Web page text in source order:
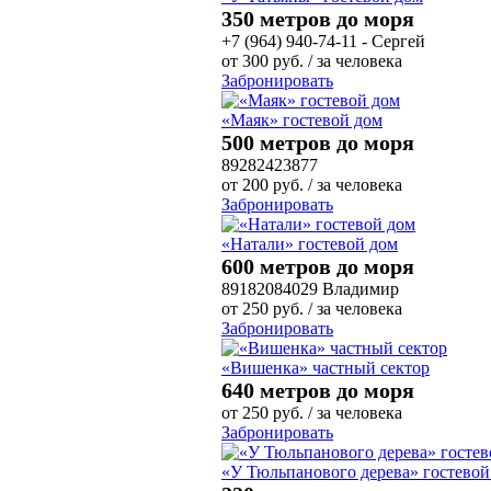
350 метров до моря
+7 (964) 940-74-11 - Сергей
от 300 руб. / за человека
Забронировать
«Маяк» гостевой дом
500 метров до моря
89282423877
от 200 руб. / за человека
Забронировать
«Натали» гостевой дом
600 метров до моря
89182084029 Владимир
от 250 руб. / за человека
Забронировать
«Вишенка» частный сектор
640 метров до моря
от 250 руб. / за человека
Забронировать
«У Тюльпанового дерева»